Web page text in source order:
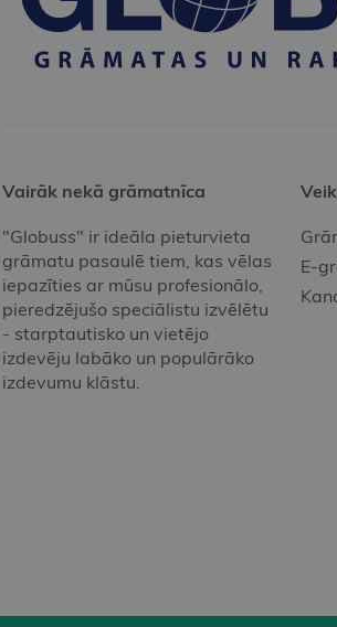
Vairāk nekā grāmatnīca
"Globuss" ir ideāla pieturvieta
grāmatu pasaulē tiem, kas vēlas
iepazīties ar mūsu profesionālo,
pieredzējušo speciālistu izvēlētu
- starptautisko un vietējo
izdevēju labāko un populārāko
izdevumu klāstu.
E-